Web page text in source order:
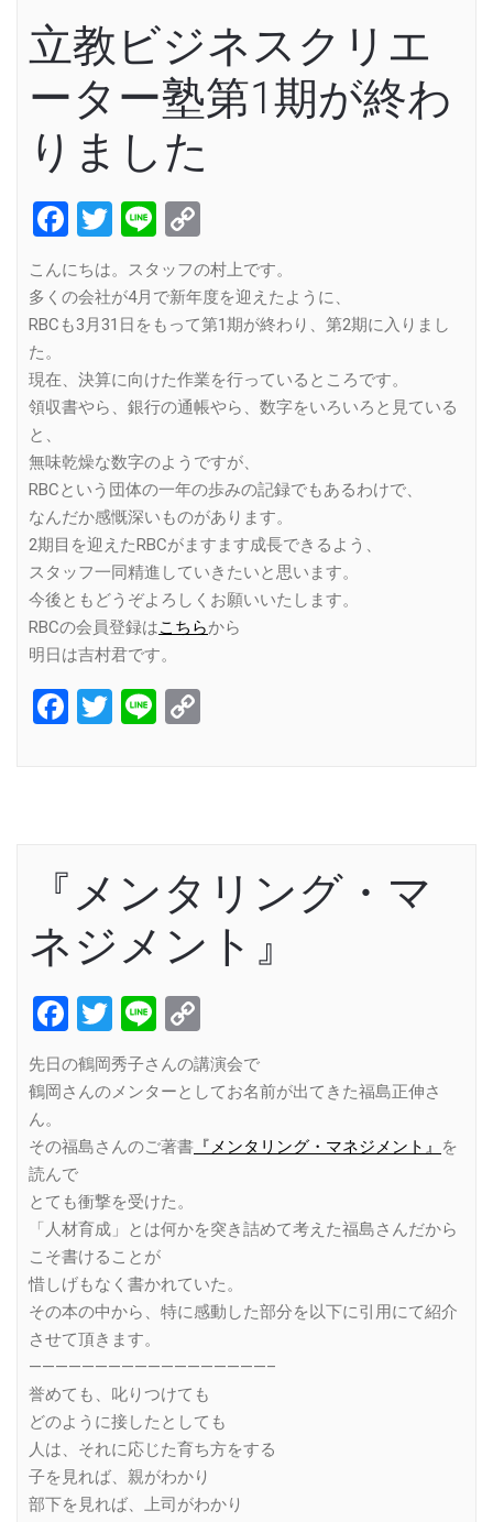
立教ビジネスクリエ
ーター塾第1期が終わ
りました
Facebook
Twitter
Line
Link
こんにちは。スタッフの村上です。
多くの会社が4月で新年度を迎えたように、
RBCも3月31日をもって第1期が終わり、第2期に入りまし
た。
現在、決算に向けた作業を行っているところです。
領収書やら、銀行の通帳やら、数字をいろいろと見ている
と、
無味乾燥な数字のようですが、
RBCという団体の一年の歩みの記録でもあるわけで、
なんだか感慨深いものがあります。
2期目を迎えたRBCがますます成長できるよう、
スタッフ一同精進していきたいと思います。
今後ともどうぞよろしくお願いいたします。
RBCの会員登録はこちらから
明日は吉村君です。
Facebook
Twitter
Line
『メンタリング・マ
ネジメント』
Facebook
Twitter
Line
Link
先日の鶴岡秀子さんの講演会で
鶴岡さんのメンターとしてお名前が出てきた福島正伸さ
ん。
その福島さんのご著書 『メンタリング・マネジメント』
を
読んで
とても衝撃を受けた。
「人材育成」とは何かを突き詰めて考えた福島さんだから
こそ書けることが
惜しげもなく書かれていた。
その本の中から、特に感動した部分を以下に引用にて紹介
させて頂きます。
——————————————————–
誉めても、叱りつけても
どのように接したとしても
人は、それに応じた育ち方をする
子を見れば、親がわかり
部下を見れば、上司がわかり